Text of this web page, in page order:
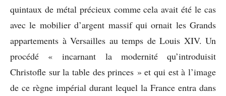
quintaux de métal précieux comme cela avait été le cas
avec le mobilier d’argent massif qui ornait les Grands
appartements à Versailles au temps de Louis XIV. Un
procédé « incarnant la modernité qu’introduisit
Christofle sur la table des princes » et qui est à l’image
de ce règne impérial durant lequel la France entra dans